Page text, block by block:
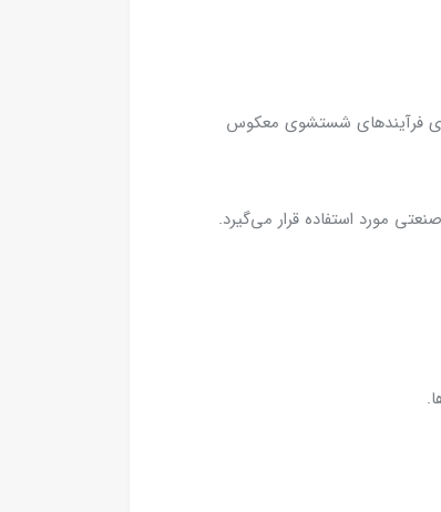
فرآیندهای شستشوی معکوس
مورد استفاده قرار می‌گیرد.